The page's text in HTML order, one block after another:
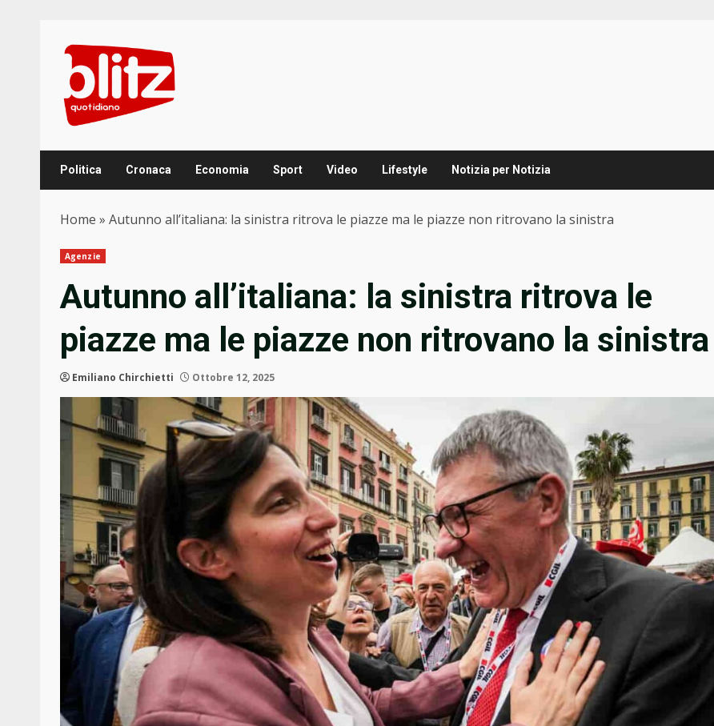
content
Politica Cronaca Economia Sport Video Lifestyle Notizia per Notizia
Home » Autunno all’italiana: la sinistra ritrova le piazze ma le piazze non ritrovano la sinistra
Agenzie
Autunno all’italiana: la sinistra ritrova le
piazze ma le piazze non ritrovano la sinistra
Emiliano Chirchietti Ottobre 12, 2025